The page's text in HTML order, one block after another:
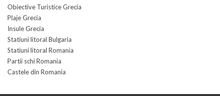
Obiective Turistice Grecia
Plaje Grecia
Insule Grecia
Statiuni litoral Bulgaria
Statiuni litoral Romania
Partii schi Romania
Castele din Romania